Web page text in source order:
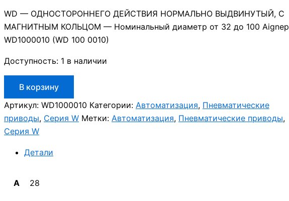
WD — ОДНОСТОРОННЕГО ДЕЙСТВИЯ НОРМАЛЬНО ВЫДВИНУТЫЙ, С
МАГНИТНЫМ КОЛЬЦОМ — Номинальный диаметр от 32 до 100 Aignep
WD1000010 (WD 100 0010)
Доступность: 1 в наличии
товара
Aignep
WD1000010
В корзину
Артикул: WD1000010 Категории: Автоматизация, Пневматические
приводы, Серия W Метки: Автоматизация, Пневматические приводы,
Серия W
Детали
A 28